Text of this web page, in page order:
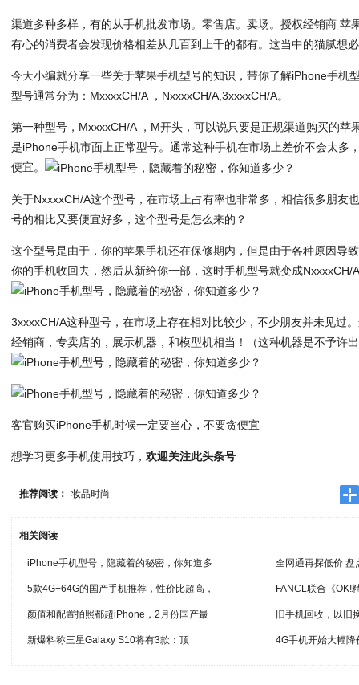
渠道多种多样，有的从手机批发市场。零售店。卖场。授权经销商 苹
有心的消费者会发现价格相差从几百到上千的都有。这当中的猫腻想
今天小编就分享一些关于苹果手机型号的知识，带你了解iPhone手机
型号通常分为：MxxxxCH/A ，NxxxxCH/A,3xxxxCH/A。
第一种型号，MxxxxCH/A ，M开头，可以说只要是正规渠道购买的苹
是iPhone手机市面上正常型号。通常这种手机在市场上差价不会太多
便宜。
关于NxxxxCH/A这个型号，在市场上占有率也非常多，相信很多朋友
号的相比又要便宜好多，这个型号是怎么来的？
这个型号是由于，你的苹果手机还在保修期内，但是由于各种原因导
你的手机收回去，然后从新给你一部，这时手机型号就变成NxxxxCH/
3xxxxCH/A这种型号，在市场上存在相对比较少，不少朋友并未见过
经销商，专卖店的，展示机器，和模型机相当！（这种机器是不予许
客官购买iPhone手机时候一定要当心，不要贪便宜
想学习更多手机使用技巧，欢迎关注此头条号
推荐阅读： 妆品时尚
相关阅读
iPhone手机型号，隐藏着的秘密，你知道多 全网通再探低价 盘
5款4G+64G的国产手机推荐，性价比超高， FANCL联合《OK!
颜值和配置拍照都超iPhone，2月份国产最 旧手机回收，以旧
新爆料称三星Galaxy S10将有3款：顶 4G手机开始大幅